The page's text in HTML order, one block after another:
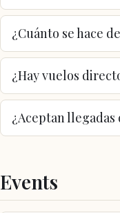
¿Cuánto se hace
¿Hay vuelos
¿Aceptan
Events